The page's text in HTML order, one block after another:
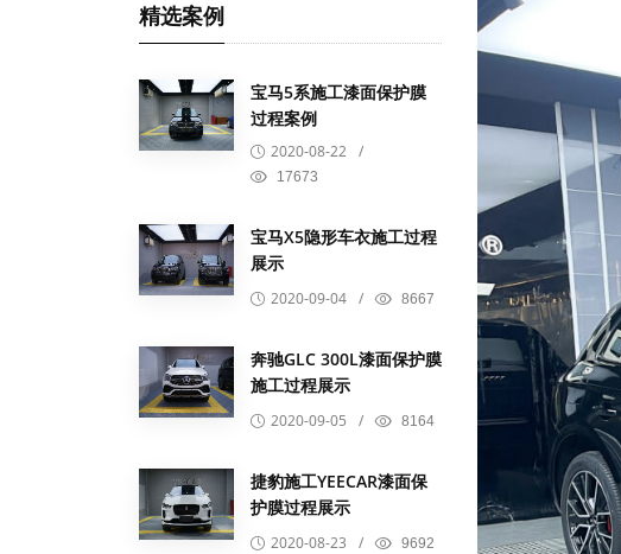
精选案例
宝马5系施工漆面保护膜
过程案例
2020-08-22 /
17673
宝马X5隐形车衣施工过程
展示
2020-09-04 / 8667
奔驰GLC 300L漆面保护膜
施工过程展示
2020-09-05 / 8164
捷豹施工YEECAR漆面保
护膜过程展示
2020-08-23 / 9692